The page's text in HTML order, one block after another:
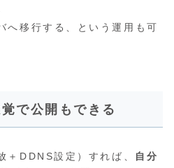
へ移行する、という運用も可
で公開もできる
＋DDNS設定）すれば、
自分